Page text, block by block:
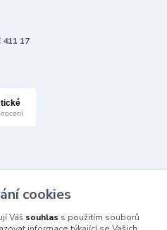
411 17
cookies
Váš souhlas s použitím souborů